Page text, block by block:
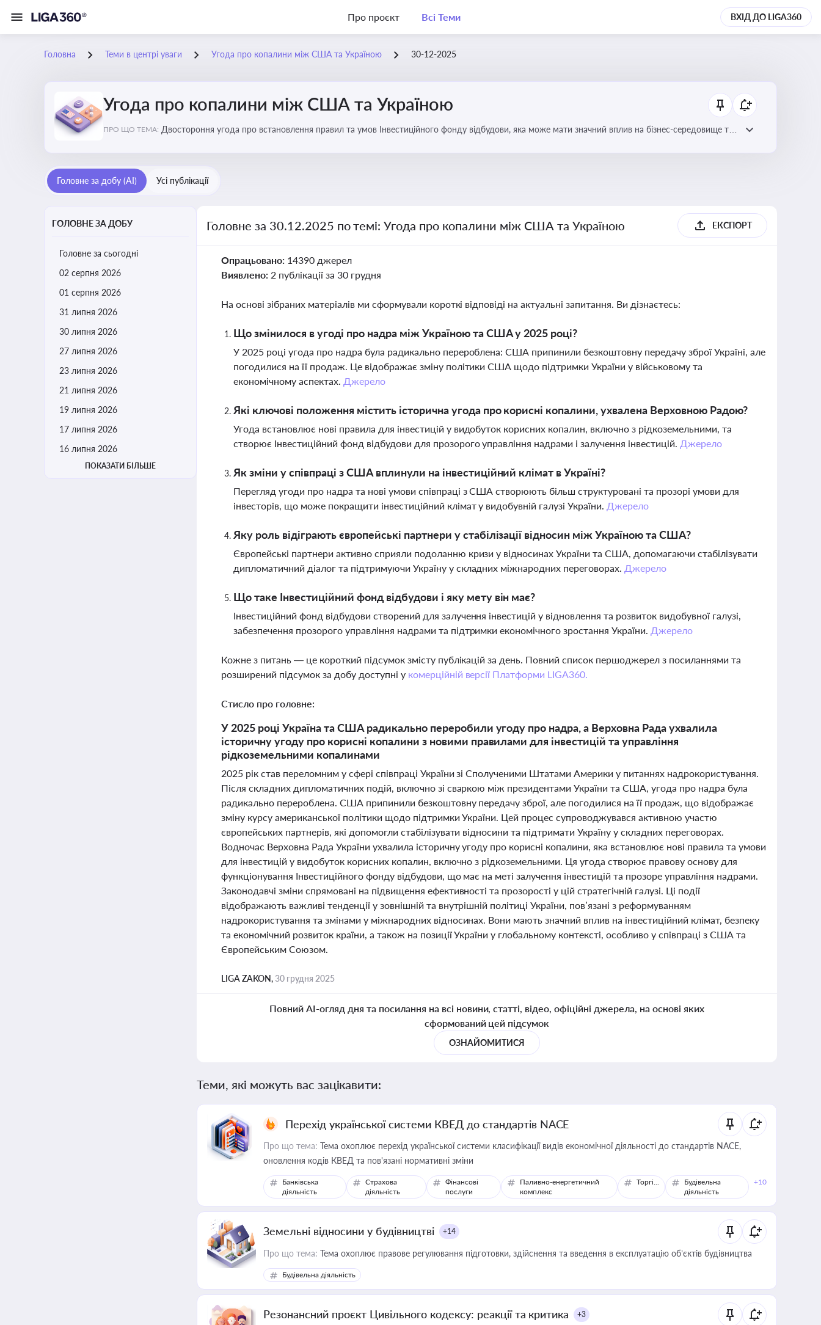
Про проєкт Всі Теми ВХІД ДО LIGA360
Головна Теми в центрі уваги Угода про копалини між США та Україною 30-12-2025
Угода про копалини між США та Україною
ПРО ЩО ТЕМА: Двостороння угода про встановлення правил та умов Інвестиційного фонду відбудови, яка може мати значний вплив на бізнес-середовище та
Головне за добу (AI) Усі публікації
ГОЛОВНЕ ЗА ДОБУ
Головне за сьогодні
02 серпня 2026
01 серпня 2026
31 липня 2026
30 липня 2026
27 липня 2026
23 липня 2026
21 липня 2026
19 липня 2026
17 липня 2026
16 липня 2026
ПОКАЗАТИ БІЛЬШЕ
Головне за 30.12.2025 по темі: Угода про копалини між США та Україною ЕКСПОРТ
Опрацьовано: 14390 джерел
Виявлено: 2 публікації за 30 грудня
На основі зібраних матеріалів ми сформували короткі відповіді на актуальні запитання. Ви дізнаєтесь:
Що змінилося в угоді про надра між Україною та США у 2025 році?
У 2025 році угода про надра була радикально перероблена: США припинили безкоштовну передачу зброї Україні, але
погодилися на її продаж. Це відображає зміну політики США щодо підтримки України у військовому та
економічному аспектах. Джерело
Які ключові положення містить історична угода про корисні копалини, ухвалена Верховною Радою?
Угода встановлює нові правила для інвестицій у видобуток корисних копалин, включно з рідкоземельними, та
створює Інвестиційний фонд відбудови для прозорого управління надрами і залучення інвестицій. Джерело
Як зміни у співпраці з США вплинули на інвестиційний клімат в Україні?
Перегляд угоди про надра та нові умови співпраці з США створюють більш структуровані та прозорі умови для
інвесторів, що може покращити інвестиційний клімат у видобувній галузі України. Джерело
Яку роль відіграють європейські партнери у стабілізації відносин між Україною та США?
Європейські партнери активно сприяли подоланню кризи у відносинах України та США, допомагаючи стабілізувати
дипломатичний діалог та підтримуючи Україну у складних міжнародних переговорах. Джерело
Що таке Інвестиційний фонд відбудови і яку мету він має?
Інвестиційний фонд відбудови створений для залучення інвестицій у відновлення та розвиток видобувної галузі,
забезпечення прозорого управління надрами та підтримки економічного зростання України. Джерело
Кожне з питань — це короткий підсумок змісту публікацій за день. Повний список першоджерел з посиланнями та
розширений підсумок за добу доступні у комерційній версії Платформи LIGA360.
Стисло про головне:
У 2025 році Україна та США радикально переробили угоду про надра, а Верховна Рада ухвалила
історичну угоду про корисні копалини з новими правилами для інвестицій та управління
рідкоземельними копалинами
2025 рік став переломним у сфері співпраці України зі Сполученими Штатами Америки у питаннях надрокористування.
Після складних дипломатичних подій, включно зі сваркою між президентами України та США, угода про надра була
радикально перероблена. США припинили безкоштовну передачу зброї, але погодилися на її продаж, що відображає
зміну курсу американської політики щодо підтримки України. Цей процес супроводжувався активною участю
європейських партнерів, які допомогли стабілізувати відносини та підтримати Україну у складних переговорах.
Водночас Верховна Рада України ухвалила історичну угоду про корисні копалини, яка встановлює нові правила та умови
для інвестицій у видобуток корисних копалин, включно з рідкоземельними. Ця угода створює правову основу для
функціонування Інвестиційного фонду відбудови, що має на меті залучення інвестицій та прозоре управління надрами.
Законодавчі зміни спрямовані на підвищення ефективності та прозорості у цій стратегічній галузі. Ці події
відображають важливі тенденції у зовнішній та внутрішній політиці України, пов’язані з реформуванням
надрокористування та змінами у міжнародних відносинах. Вони мають значний вплив на інвестиційний клімат, безпеку
та економічний розвиток країни, а також на позиції України у глобальному контексті, особливо у співпраці з США та
Європейським Союзом.
LIGA ZAKON,30 грудня 2025
Повний AI-огляд дня та посилання на всі новини, статті, відео, офіційні джерела, на основі яких
сформований цей підсумок
ОЗНАЙОМИТИСЯ
Теми, які можуть вас зацікавити:
Перехід української системи КВЕД до стандартів NACE
Про що тема: Тема охоплює перехід української системи класифікації видів економічної діяльності до стандартів NACE,
оновлення кодів КВЕД та пов'язані нормативні зміни
Банківська
діяльність
Страхова
діяльність
Фінансові
послуги
Паливно-енергетичний
комплекс
Торгівля
Будівельна
діяльність
+10
Земельні відносини у будівництві +14
Про що тема: Тема охоплює правове регулювання підготовки, здійснення та введення в експлуатацію об’єктів будівництва
Будівельна діяльність
Резонансний проєкт Цивільного кодексу: реакції та критика +3